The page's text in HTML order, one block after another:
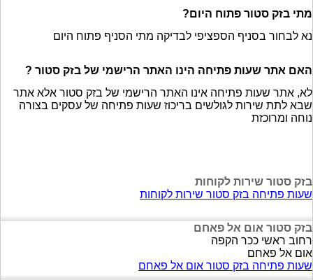
מתי בזק סטור פתוח היום?
נא לבחור בסניף הספציפי לבדיקה מתי הסניף פתוח היום
האם אתר שעות פתיחה הינו האתר הרישמי של בזק סטור ?
לא, אתר שעות פתיחה אינו האתר הרישמי של בזק סטור אלא אתר
שבא לתת שירות לגולשים בריכוז שעות פתיחה של עסקים בצורה
נוחה ומרוכזת
בזק סטור שירות לקוחות
שעות פתיחה בזק סטור שירות לקוחות
בזק סטור אום אל פאחם
רחוב ראשי ככר הקפה
אום אל פאחם
שעות פתיחה בזק סטור אום אל פאחם